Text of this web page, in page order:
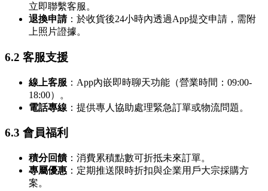
立即聯繫客服。
退換申請：於收貨後24小時內透過App提交申請，需附
上照片證據。
6.2 客服支援
線上客服 ：App內嵌即時聊天功能（營業時間：09:00-
18:00）。
電話專線 ：提供專人協助處理緊急訂單或物流問題。
6.3 會員福利
積分回饋：消費累積點數可折抵未來訂單。
專屬優惠 ：定期推送限時折扣與企業用戶大宗採購方
案。